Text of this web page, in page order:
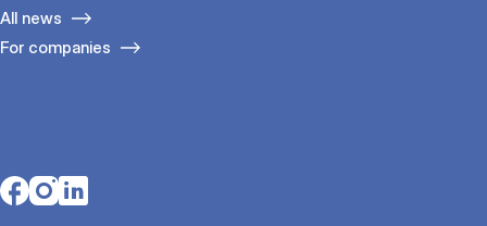
All news
For companies
Opens in a new tab
Opens in a new tab
Opens in a new tab